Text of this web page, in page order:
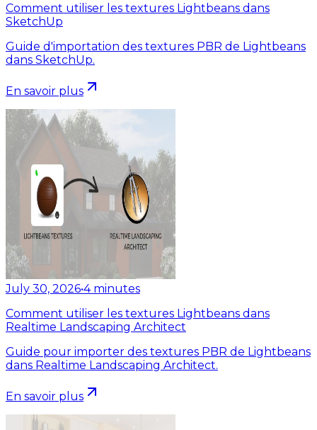
Comment utiliser les textures Lightbeans dans
SketchUp
Guide d'importation des textures PBR de Lightbeans
dans SketchUp.
En savoir plus
July 30, 2026•4 minutes
Comment utiliser les textures Lightbeans dans
Realtime Landscaping Architect
Guide pour importer des textures PBR de Lightbeans
dans Realtime Landscaping Architect.
En savoir plus